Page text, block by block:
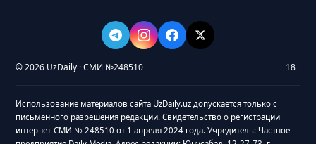
© 2026 UzDaily · СМИ №248510 18+
Использование материалов сайта UzDaily.uz допускается только с
письменного разрешения редакции. Свидетельство о регистрации
интернет-СМИ № 248510 от 1 апреля 2024 года. Учредитель: Частное